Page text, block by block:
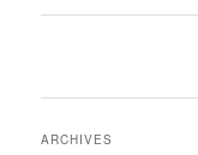
articles
ARCHIVES